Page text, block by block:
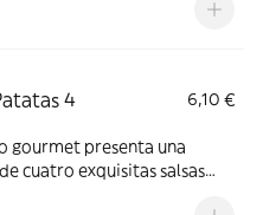
4
6,10 €
gourmet presenta una
cuatro exquisitas salsas